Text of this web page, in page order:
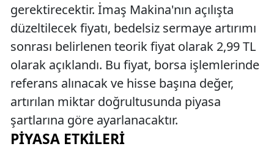
gerektirecektir. İmaş Makina'nın açılışta
düzeltilecek fiyatı, bedelsiz sermaye artırımı
sonrası belirlenen teorik fiyat olarak 2,99 TL
olarak açıklandı. Bu fiyat, borsa işlemlerinde
referans alınacak ve hisse başına değer,
artırılan miktar doğrultusunda piyasa
şartlarına göre ayarlanacaktır.
PIYASA ETKILERI